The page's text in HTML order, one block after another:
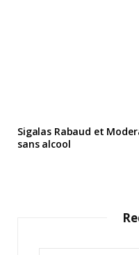
Sigalas Rabaud et
sans alcool